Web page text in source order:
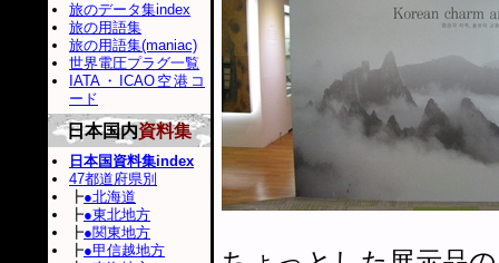
旅のデータ集index
旅の用語集
旅の用語集(maniac)
世界電圧プラグ一覧
IATA・ICAO空港コ
ード
日本国内資料集
日本国資料集index
47都道府県別
┣●北海道
┣●東北地方
┣●関東地方
┣●甲信越地方